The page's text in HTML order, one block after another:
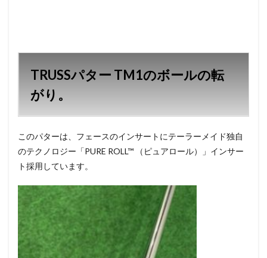
TRUSSパター TM1のボールの転
がり。
このパターは、フェースのインサートにテーラーメイド独自
のテクノロジー「PURE ROLL™ （ピュアロール）」インサー
ト採用しています。